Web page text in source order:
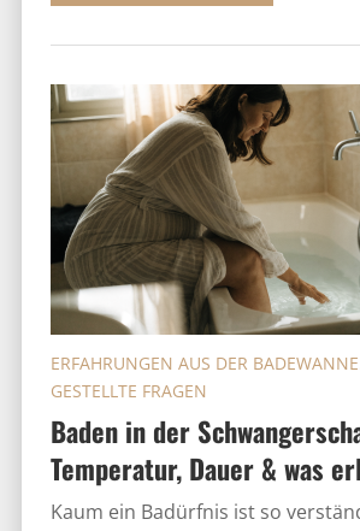
Baden in der
Temperatur, Dauer & was
ERFAHRUNGEN AUS DER
GESTELLTE FRAGEN
Kaum ein Badürfnis ist so